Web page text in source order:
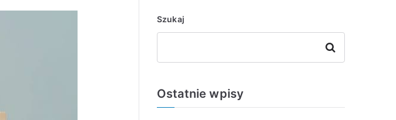
Szukaj
Szukaj
Ostatnie wpisy